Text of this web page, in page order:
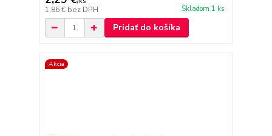
1,86 € bez DPH Skladom 1 ks
Pridať do košíka
Akcia